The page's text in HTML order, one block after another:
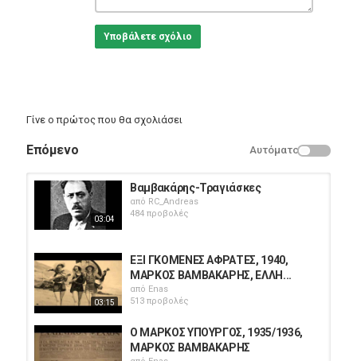
Υποβάλετε σχόλιο
Γίνε ο πρώτος που θα σχολιάσει
Επόμενο Αυτόματο
03:04
Βαμβακάρης-Τραγιάσκες
από RC_Andreas
484 προβολές
03:15
ΕΞΙ ΓΚΟΜΕΝΕΣ ΑΦΡΑΤΕΣ, 1940,
ΜΑΡΚΟΣ ΒΑΜΒΑΚΑΡΗΣ, ΕΛΛΗ...
από Enas
513 προβολές
Ο ΜΑΡΚΟΣ ΥΠΟΥΡΓΟΣ, 1935/1936,
ΜΑΡΚΟΣ ΒΑΜΒΑΚΑΡΗΣ